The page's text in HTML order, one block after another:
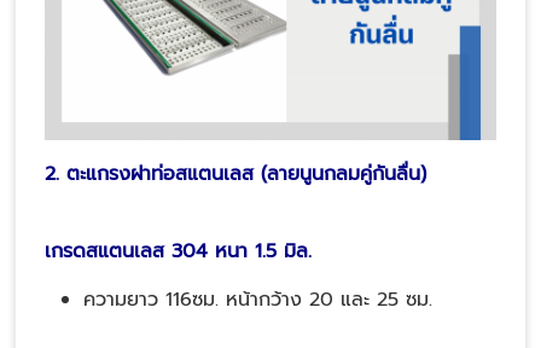
2. ตะแกรงฝาท่อสแตนเลส (ลายนูนกลมคู่กันลื่น)
เกรดสแตนเลส 304 หนา 1.5 มิล.
ความยาว 116ซม. หน้ากว้าง 20 และ 25 ซม.